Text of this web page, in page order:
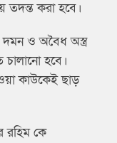
তদন্ত করা হবে।
দমন ও অবৈধ অস্ত্র
চালানো হবে।
কাউকেই ছাড়
রহিম কে